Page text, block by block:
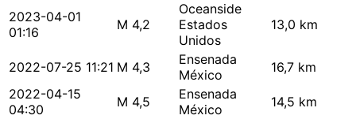
2023-04-01
01:16
M 4,2
Oceanside
Estados
Unidos
13,0 km
2022-07-25 11:21 M 4,3
Ensenada
México
16,7 km
2022-04-15
04:30
M 4,5
Ensenada
México
14,5 km